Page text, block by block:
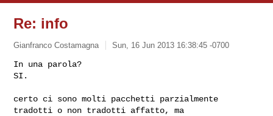
Re: info
Gianfranco Costamagna Sun, 16 Jun 2013 16:38:45 -0700
In una parola?
SI.
certo ci sono molti pacchetti parzialmente
tradotti o non tradotti affatto, ma